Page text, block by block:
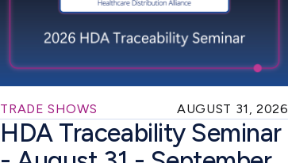
TRADE SHOWS AUGUST 31, 2026
HDA Traceability Seminar